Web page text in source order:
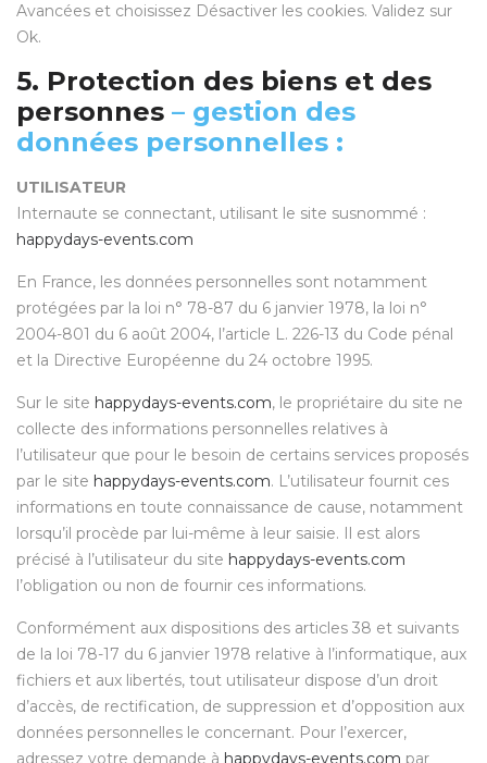
Avancées et choisissez Désactiver les cookies. Validez sur
Ok.
5. Protection des biens et des
personnes – gestion des
données personnelles :
UTILISATEUR
Internaute se connectant, utilisant le site susnommé :
happydays-events.com
En France, les données personnelles sont notamment
protégées par la loi n° 78-87 du 6 janvier 1978, la loi n°
2004-801 du 6 août 2004, l’article L. 226-13 du Code pénal
et la Directive Européenne du 24 octobre 1995.
Sur le site happydays-events.com, le propriétaire du site ne
collecte des informations personnelles relatives à
l’utilisateur que pour le besoin de certains services proposés
par le site happydays-events.com. L’utilisateur fournit ces
informations en toute connaissance de cause, notamment
lorsqu’il procède par lui-même à leur saisie. Il est alors
précisé à l’utilisateur du site happydays-events.com
l’obligation ou non de fournir ces informations.
Conformément aux dispositions des articles 38 et suivants
de la loi 78-17 du 6 janvier 1978 relative à l’informatique, aux
fichiers et aux libertés, tout utilisateur dispose d’un droit
d’accès, de rectification, de suppression et d’opposition aux
données personnelles le concernant. Pour l’exercer,
adressez votre demande à happydays-events.com par